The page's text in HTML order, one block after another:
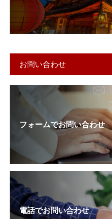
お問い合わせ
フォームでお問い合わせ
電話でお問い合わせ